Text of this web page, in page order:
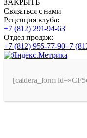
ЗАКРЫТЬ
Связаться с нами
Рецепция клуба:
+7 (812) 291-94-63
Отдел продаж:
+7 (812) 955-77-90+7
[caldera_form